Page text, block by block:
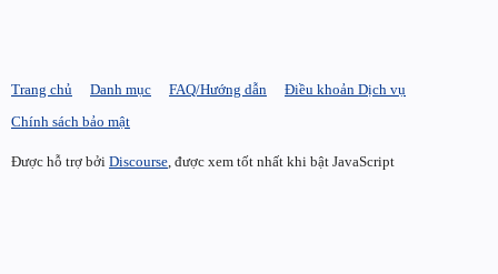
Trang chủ Danh mục FAQ/Hướng dẫn
Điều khoản Dịch vụ
Chính sách bảo mật
Được hỗ trợ bởi Discourse , được xem tốt nhất khi bật JavaScript